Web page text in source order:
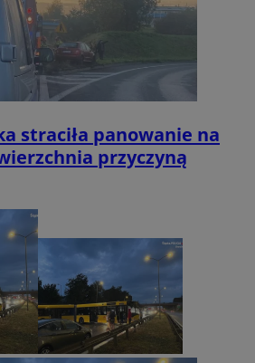
straciła panowanie na
przyczyną